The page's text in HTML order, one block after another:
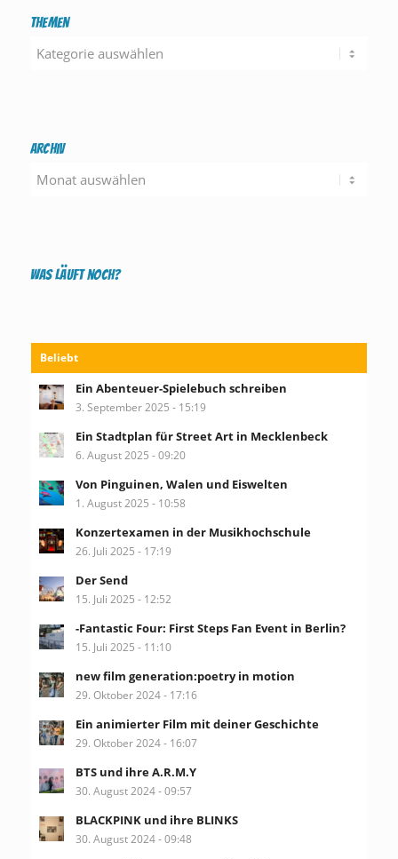
Themen
Themen
Archiv
Was läuft noch?
Beliebt
Ein Abenteuer-Spielebuch schreiben
3. September 2025 - 15:19
Ein Stadtplan für Street Art in Mecklenbeck
6. August 2025 - 09:20
Von Pinguinen, Walen und Eiswelten
1. August 2025 - 10:58
Konzertexamen in der Musikhochschule
26. Juli 2025 - 17:19
Der Send
15. Juli 2025 - 12:52
-Fantastic Four: First Steps Fan Event in Berlin?
15. Juli 2025 - 11:10
new film generation:poetry in motion
29. Oktober 2024 - 17:16
Ein animierter Film mit deiner Geschichte
29. Oktober 2024 - 16:07
BTS und ihre A.R.M.Y
30. August 2024 - 09:57
BLACKPINK und ihre BLINKS
30. August 2024 - 09:48